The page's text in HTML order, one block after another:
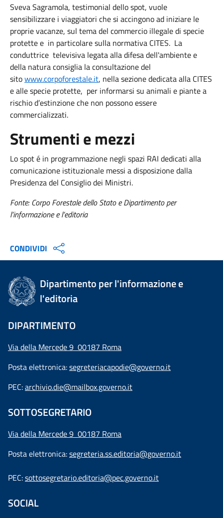
Sveva Sagramola, testimonial dello spot, vuole
sensibilizzare i viaggiatori che si accingono ad iniziare le
proprie vacanze, sul tema del commercio illegale di specie
protette e in particolare sulla normativa CITES. La
conduttrice televisiva legata alla difesa dell'ambiente e
della natura consiglia la consultazione del
sitowww.corpoforestale.it, nella sezione dedicata alla CITES
e alle specie protette, per informarsi su animali e piante a
rischio d’estinzione che non possono essere
commercializzati.
Strumenti e mezzi
Lo spot é in programmazione negli spazi RAI dedicati alla
comunicazione istituzionale messi a disposizione dalla
Presidenza del Consiglio dei Ministri.
Fonte: Corpo Forestale dello Stato e Dipartimento per
l’informazione e l’editoria
CONDIVIDI
Dipartimento per l'informazione e
l'editoria
DIPARTIMENTO
Via della Mercede 9 00187 Roma
Posta elettronica:segreteriacapodie@governo.it
PEC:archivio.die@mailbox.governo.it
SOTTOSEGRETARIO
Via della Mercede 9 00187 Roma
Posta elettronica:segreteria.ss.editoria@governo.it
PEC:sottosegretario.editoria@pec.governo.it
SOCIAL